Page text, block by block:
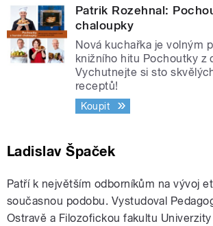
Patrik Rozehnal:
chaloupky
Nová kuchařka je volným
knižního hitu Pochoutky z
Vychutnejte si sto
receptů!
Koupit
Ladislav Špaček
Patří k největším odborníkům na vývoj
současnou podobu. Vystudoval
Ostravě a Filozofickou fakultu